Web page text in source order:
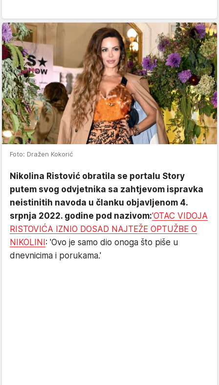
Foto: Dražen Kokorić
Nikolina Ristović obratila se portalu Story
putem svog odvjetnika sa zahtjevom ispravka
neistinitih navoda u članku objavljenom 4.
srpnja 2022. godine pod nazivom:'OTAC VIDOJA
RISTOVIĆA IZNIO DOSAD NAJTEŽE OPTUŽBE O
NIKOLINI: 'Ovo je samo dio onoga što piše u
dnevnicima i porukama.'